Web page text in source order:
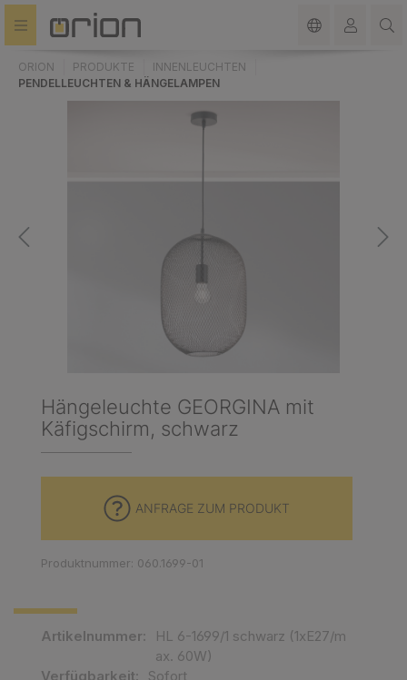
springen
ORION PRODUKTE
INNENLEUCHTEN
PENDELLEUCHTEN & HÄNGELAMPEN
Hängeleuchte GEORGINA mit
Käfigschirm, schwarz
Artikelnummer:
HL 6-1699/1 schwarz (1xE27/m
ax. 60W)
Verfügbarkeit:
Sofort
ANFRAGE ZUM PRODUKT
Produktnummer: 060.1699-01